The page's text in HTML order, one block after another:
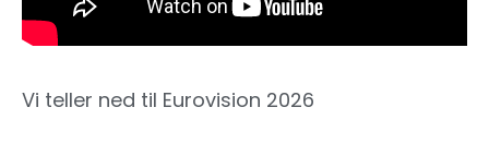
Vi teller ned til Eurovision 2026